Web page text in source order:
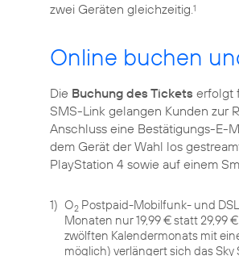
zwei Geräten gleichzeitig.1
Online buchen
Die Buchung des Tickets erfolgt
SMS-Link gelangen Kunden zur
Anschluss eine Bestätigungs-E-
dem Gerät der Wahl los
PlayStation 4 sowie auf einem
1) O2 Postpaid-Mobilfunk- und
Monaten nur 19,99 € statt 29,99
zwölften Kalendermonats mit
möglich) verlängert sich das